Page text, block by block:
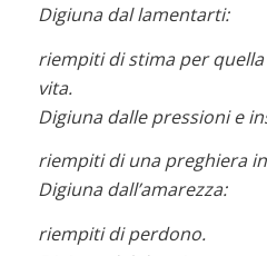
Digiuna dal lamentarti:
riempiti di stima per quella
vita.
Digiuna dalle pressioni e
riempiti di una preghiera
Digiuna dall’amarezza:
riempiti di perdono.